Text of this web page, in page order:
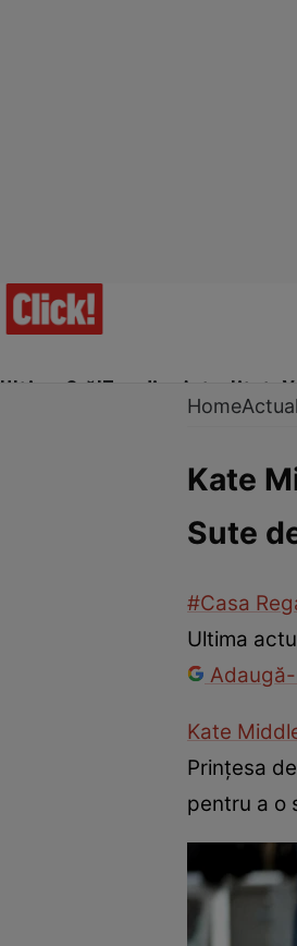
Ultima Oră!Trending Actualitate
Home
Kate
Sute
#Casa
Ultima
Kate
Prințesa
pentru a o